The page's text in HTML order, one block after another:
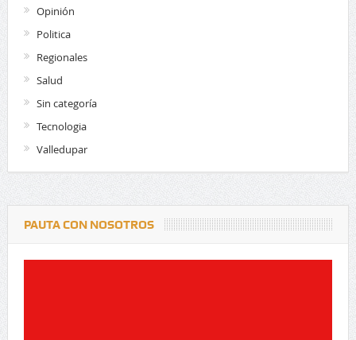
Opinión
Politica
Regionales
Salud
Sin categoría
Tecnologia
Valledupar
PAUTA CON NOSOTROS